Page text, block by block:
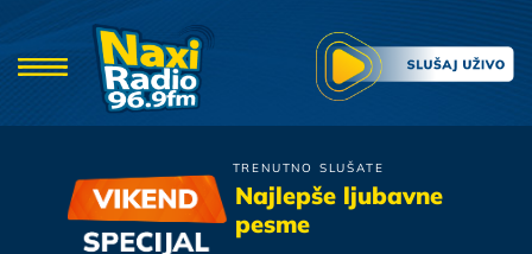
TRENUTNO SLUŠATE
Najlepše ljubavne
pesme
Aerodrom
Obicna Ljubavna Pesma